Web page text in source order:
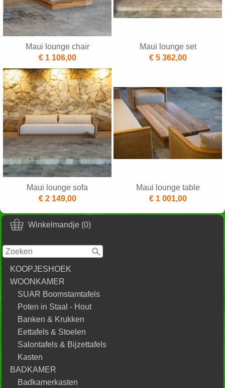
Winkelmandje (0)
KOOPJESHOEK
WOONKAMER
SUAR Boomstamtafels
Poten in Staal - Hout
Banken & Krukken
Eettafels & Stoelen
Salontafels & Bijzettafels
Kasten
BADKAMER
Badkamerkasten
Maui lounge chair
€ 1 106,00
Maui lounge set
€ 5 362,00
Maui lounge sofa
€ 2 149,00
Maui lounge table
€ 1 001,00